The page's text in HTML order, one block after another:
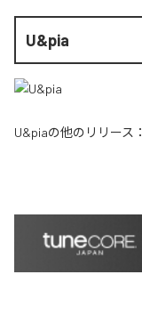
U&pia
U&piaの他のリリース：